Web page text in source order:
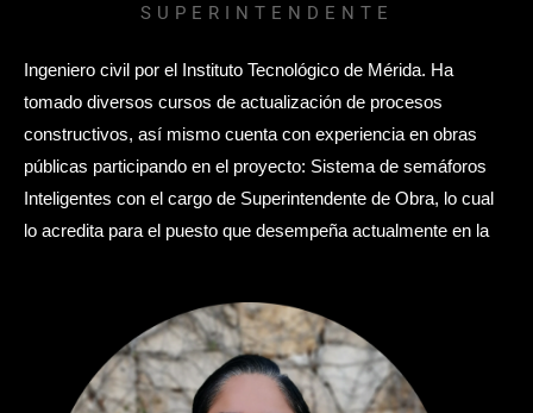
SUPERINTENDENTE
Ingeniero civil por el Instituto Tecnológico de Mérida. Ha
tomado diversos cursos de actualización de procesos
constructivos, así mismo cuenta con experiencia en obras
públicas participando en el proyecto: Sistema de semáforos
Inteligentes con el cargo de Superintendente de Obra, lo cual
lo acredita para el puesto que desempeña actualmente en la